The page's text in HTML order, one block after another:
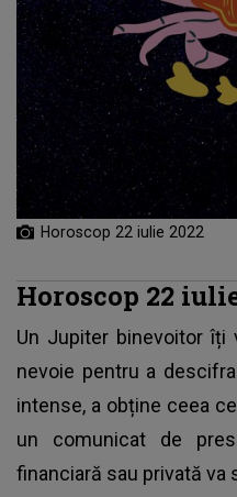
Horoscop 22 iulie 2022
Horoscop 22
Un Jupiter binevoitor îți
nevoie pentru a
intense, a obține ceea
un comunicat de
financiară sau privată va